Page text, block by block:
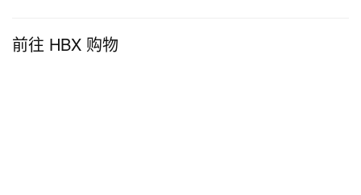
前往 HBX 购物